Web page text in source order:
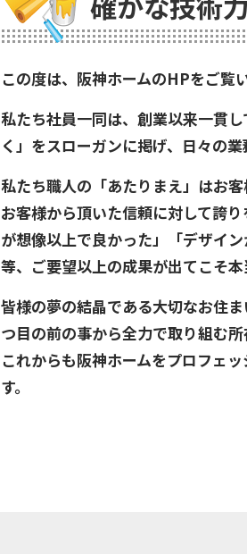
この度は、阪神ホームのHPをご覧
私たち社員一同は、創業以来一貫
く」をスローガンに掲げ、日々の
私たち職人の「あたりまえ」はお
お客様から頂いた信頼に対して誇
が想像以上で良かった」「デザイ
等、ご要望以上の成果が出てこそ
皆様の夢の結晶である大切なお住
つ目の前の事から全力で取り組む
これからも阪神ホームをプロフェ
す。